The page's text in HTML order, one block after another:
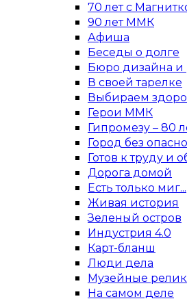
70 лет с
90 лет ММК
Афиша
Беседы о долге
Бюро дизайна и
В своей тарелке
Выбираем
Герои ММК
Гипромезу – 80
Город без
Готов к труду и
Дорога домой
Есть только миг...
Живая история
Зеленый остров
Индустрия 4.0
Карт-бланш
Люди дела
Музейные
На самом деле